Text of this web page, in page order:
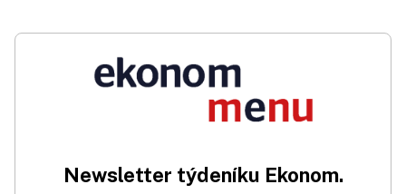
Newsletter týdeníku Ekonom.